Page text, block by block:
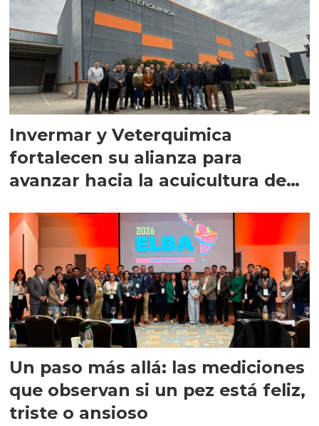
Invermar y Veterquimica
fortalecen su alianza para
avanzar hacia la acuicultura de
Un paso más allá: las mediciones
que observan si un pez está feliz,
triste o ansioso